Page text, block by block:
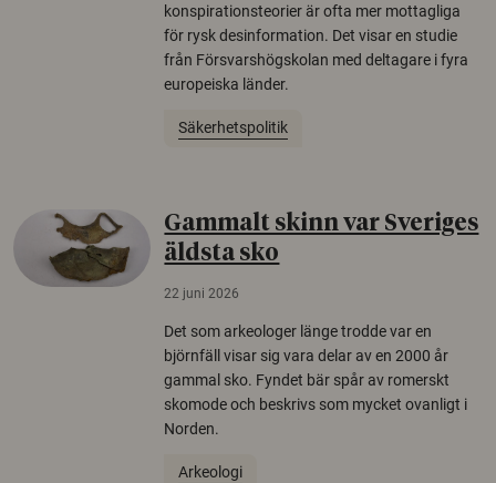
konspirationsteorier är ofta mer mottagliga
för rysk desinformation. Det visar en studie
från Försvarshögskolan med deltagare i fyra
europeiska länder.
Säkerhetspolitik
Gammalt skinn var Sveriges
äldsta sko
22 juni 2026
Det som arkeologer länge trodde var en
björnfäll visar sig vara delar av en 2000 år
gammal sko. Fyndet bär spår av romerskt
skomode och beskrivs som mycket ovanligt i
Norden.
Arkeologi